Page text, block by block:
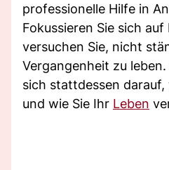
professionelle Hilfe in
Fokussieren Sie sich
versuchen Sie, nicht
Vergangenheit zu
sich stattdessen
und wie Sie Ihr Leben